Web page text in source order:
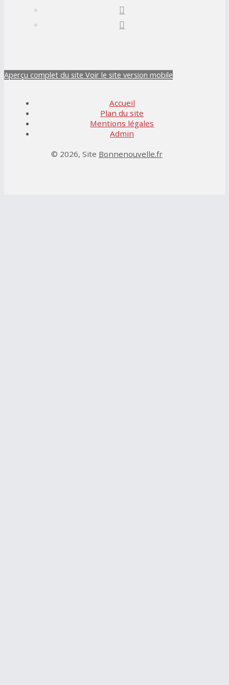
Aperçu complet du site Voir le site version mobile
Accueil
Plan du site
Mentions légales
Admin
© 2026, Site Bonnenouvelle.fr